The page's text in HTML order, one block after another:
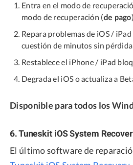
Entra en el modo de
modo de recuperación (de pago)
Repara problemas de iOS /
cuestión de minutos sin
Restablece el iPhone / iPad
Degrada el iOS o actualiza a
Disponible para todos los
6. Tuneskit iOS System
El último software de